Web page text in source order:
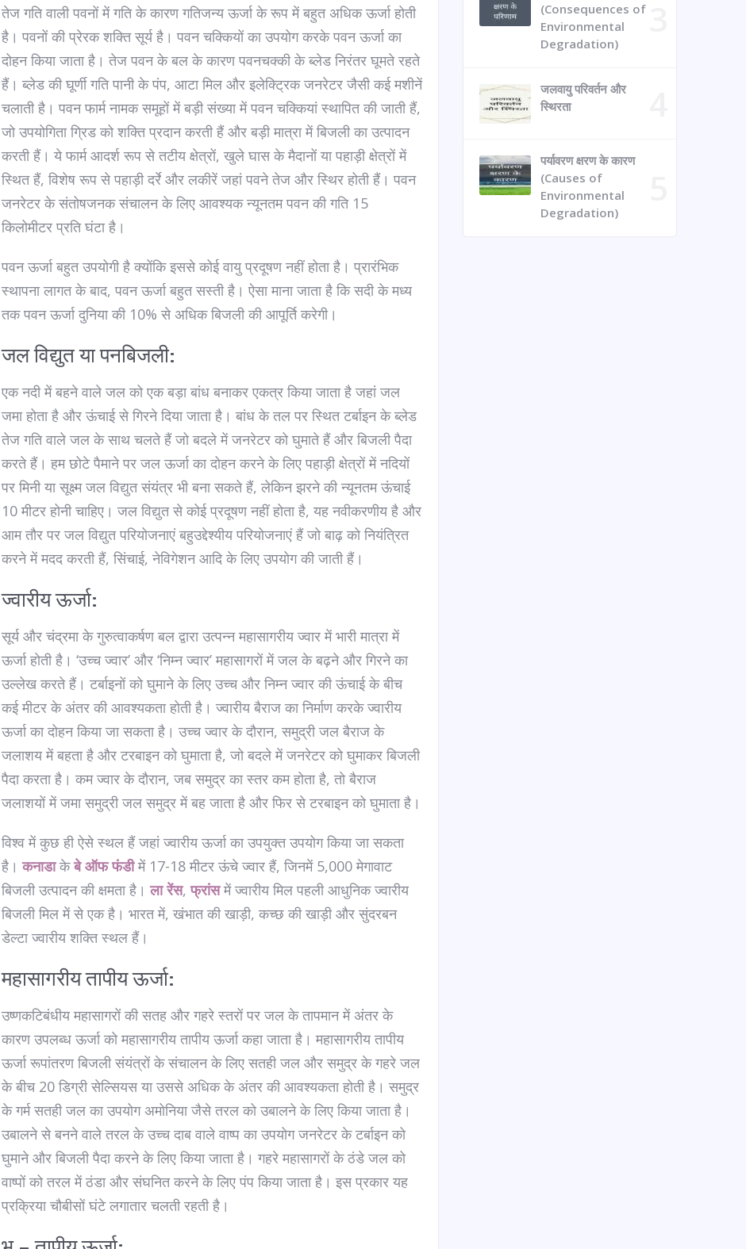
तेज गति वाली पवनों में गति के कारण गतिजन्य ऊर्जा के रूप में बहुत अधिक ऊर्जा होती
है। पवनों की प्रेरक शक्ति सूर्य है। पवन चक्कियों का उपयोग करके पवन ऊर्जा का
दोहन किया जाता है। तेज पवन के बल के कारण पवनचक्की के ब्लेड निरंतर घूमते रहते
हैं। ब्लेड की घूर्णी गति पानी के पंप, आटा मिल और इलेक्ट्रिक जनरेटर जैसी कई मशीनें
चलाती है। पवन फार्म नामक समूहों में बड़ी संख्या में पवन चक्कियां स्थापित की जाती हैं,
जो उपयोगिता ग्रिड को शक्ति प्रदान करती हैं और बड़ी मात्रा में बिजली का उत्पादन
करती हैं। ये फार्म आदर्श रूप से तटीय क्षेत्रों, खुले घास के मैदानों या पहाड़ी क्षेत्रों में
स्थित हैं, विशेष रूप से पहाड़ी दर्रे और लकीरें जहां पवने तेज और स्थिर होती हैं। पवन
जनरेटर के संतोषजनक संचालन के लिए आवश्यक न्यूनतम पवन की गति 15
किलोमीटर प्रति घंटा है।
पवन ऊर्जा बहुत उपयोगी है क्योंकि इससे कोई वायु प्रदूषण नहीं होता है। प्रारंभिक
स्थापना लागत के बाद, पवन ऊर्जा बहुत सस्ती है। ऐसा माना जाता है कि सदी के मध्य
तक पवन ऊर्जा दुनिया की 10% से अधिक बिजली की आपूर्ति करेगी।
जल विद्युत या पनबिजली:
एक नदी में बहने वाले जल को एक बड़ा बांध बनाकर एकत्र किया जाता है जहां जल
जमा होता है और ऊंचाई से गिरने दिया जाता है। बांध के तल पर स्थित टर्बाइन के ब्लेड
तेज गति वाले जल के साथ चलते हैं जो बदले में जनरेटर को घुमाते हैं और बिजली पैदा
करते हैं। हम छोटे पैमाने पर जल ऊर्जा का दोहन करने के लिए पहाड़ी क्षेत्रों में नदियों
पर मिनी या सूक्ष्म जल विद्युत संयंत्र भी बना सकते हैं, लेकिन झरने की न्यूनतम ऊंचाई
10 मीटर होनी चाहिए। जल विद्युत से कोई प्रदूषण नहीं होता है, यह नवीकरणीय है और
आम तौर पर जल विद्युत परियोजनाएं बहुउद्देश्यीय परियोजनाएं हैं जो बाढ़ को नियंत्रित
करने में मदद करती हैं, सिंचाई, नेविगेशन आदि के लिए उपयोग की जाती हैं।
ज्वारीय ऊर्जा:
सूर्य और चंद्रमा के गुरुत्वाकर्षण बल द्वारा उत्पन्न महासागरीय ज्वार में भारी मात्रा में
ऊर्जा होती है। ‘उच्च ज्वार’ और ‘निम्न ज्वार’ महासागरों में जल के बढ़ने और गिरने का
उल्लेख करते हैं। टर्बाइनों को घुमाने के लिए उच्च और निम्न ज्वार की ऊंचाई के बीच
कई मीटर के अंतर की आवश्यकता होती है। ज्वारीय बैराज का निर्माण करके ज्वारीय
ऊर्जा का दोहन किया जा सकता है। उच्च ज्वार के दौरान, समुद्री जल बैराज के
जलाशय में बहता है और टरबाइन को घुमाता है, जो बदले में जनरेटर को घुमाकर बिजली
पैदा करता है। कम ज्वार के दौरान, जब समुद्र का स्तर कम होता है, तो बैराज
जलाशयों में जमा समुद्री जल समुद्र में बह जाता है और फिर से टरबाइन को घुमाता है।
विश्व में कुछ ही ऐसे स्थल हैं जहां ज्वारीय ऊर्जा का उपयुक्त उपयोग किया जा सकता
है।कनाडाकेबे ऑफ फंडीमें 17-18 मीटर ऊंचे ज्वार हैं, जिनमें 5,000 मेगावाट
बिजली उत्पादन की क्षमता है।ला रेंस,फ्रांसमें ज्वारीय मिल पहली आधुनिक ज्वारीय
बिजली मिल में से एक है। भारत में, खंभात की खाड़ी, कच्छ की खाड़ी और सुंदरबन
डेल्टा ज्वारीय शक्ति स्थल हैं।
महासागरीय तापीय ऊर्जा:
उष्णकटिबंधीय महासागरों की सतह और गहरे स्तरों पर जल के तापमान में अंतर के
कारण उपलब्ध ऊर्जा को महासागरीय तापीय ऊर्जा कहा जाता है। महासागरीय तापीय
ऊर्जा रूपांतरण बिजली संयंत्रों के संचालन के लिए सतही जल और समुद्र के गहरे जल
के बीच 20 डिग्री सेल्सियस या उससे अधिक के अंतर की आवश्यकता होती है। समुद्र
के गर्म सतही जल का उपयोग अमोनिया जैसे तरल को उबालने के लिए किया जाता है।
उबालने से बनने वाले तरल के उच्च दाब वाले वाष्प का उपयोग जनरेटर के टर्बाइन को
घुमाने और बिजली पैदा करने के लिए किया जाता है। गहरे महासागरों के ठंडे जल को
वाष्पों को तरल में ठंडा और संघनित करने के लिए पंप किया जाता है। इस प्रकार यह
प्रक्रिया चौबीसों घंटे लगातार चलती रहती है।
(Consequences of
Environmental
Degradation)
जलवायु परिवर्तन और
स्थिरता
पर्यावरण क्षरण के कारण
(Causes of
Environmental
Degradation)